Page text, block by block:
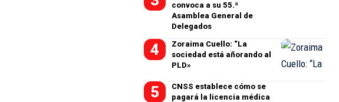
convoca a su 55.ª
Asamblea General de
Delegados
Zoraima Cuello: “La
sociedad está añorando al
PLD»
CNSS establece cómo se
pagará la licencia médica